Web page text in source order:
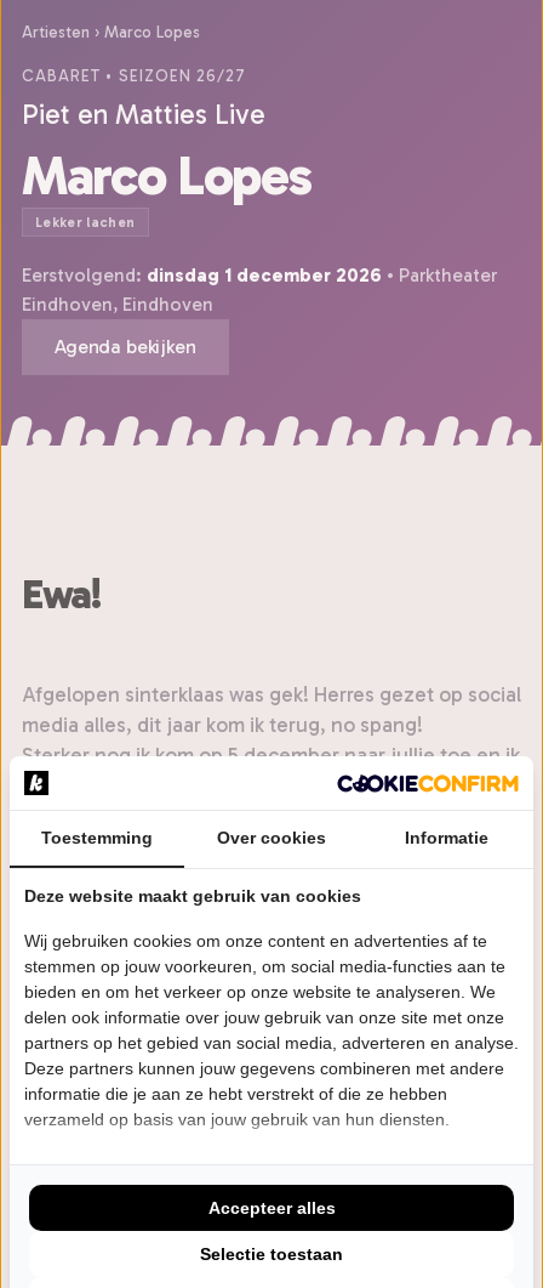
Artiesten › Marco Lopes
CABARET • SEIZOEN 26/27
Piet en Matties Live
Marco Lopes
Lekker lachen
Eerstvolgend: dinsdag 1 december 2026 • Parktheater
Eindhoven, Eindhoven
Agenda bekijken
Ewa!
Afgelopen sinterklaas was gek! Herres gezet op social
media alles, dit jaar kom ik terug, no spang!
Sterker nog ik kom op 5 december naar jullie toe en ik
breng mijn comedy matties mee. Wil je lachen
oulleh? Pakjesavond zal nooit meer hetzelfde zijn. Je
gaat niet alleen lachen, deze avond zijn er ook
zakken vol cadeau’s, verse pepernoten en zwart
geld.
Als je denkt wajow, daar wil ik bij zijn, stop met lezen
en begin je kaarten te kopen a mattie. Tijd is doekoe,
trek izjen gekke patta’s aan en ik zie je 5 december
daar!
Peace!
Toestemming Over cookies Informatie
Deze website maakt gebruik van cookies
Wij gebruiken cookies om onze content en advertenties af te
stemmen op jouw voorkeuren, om social media-functies aan te
bieden en om het verkeer op onze website te analyseren. We
delen ook informatie over jouw gebruik van onze site met onze
partners op het gebied van social media, adverteren en analyse.
Deze partners kunnen jouw gegevens combineren met andere
informatie die je aan ze hebt verstrekt of die ze hebben
verzameld op basis van jouw gebruik van hun diensten.
Selectie toestaan
Accepteer alles